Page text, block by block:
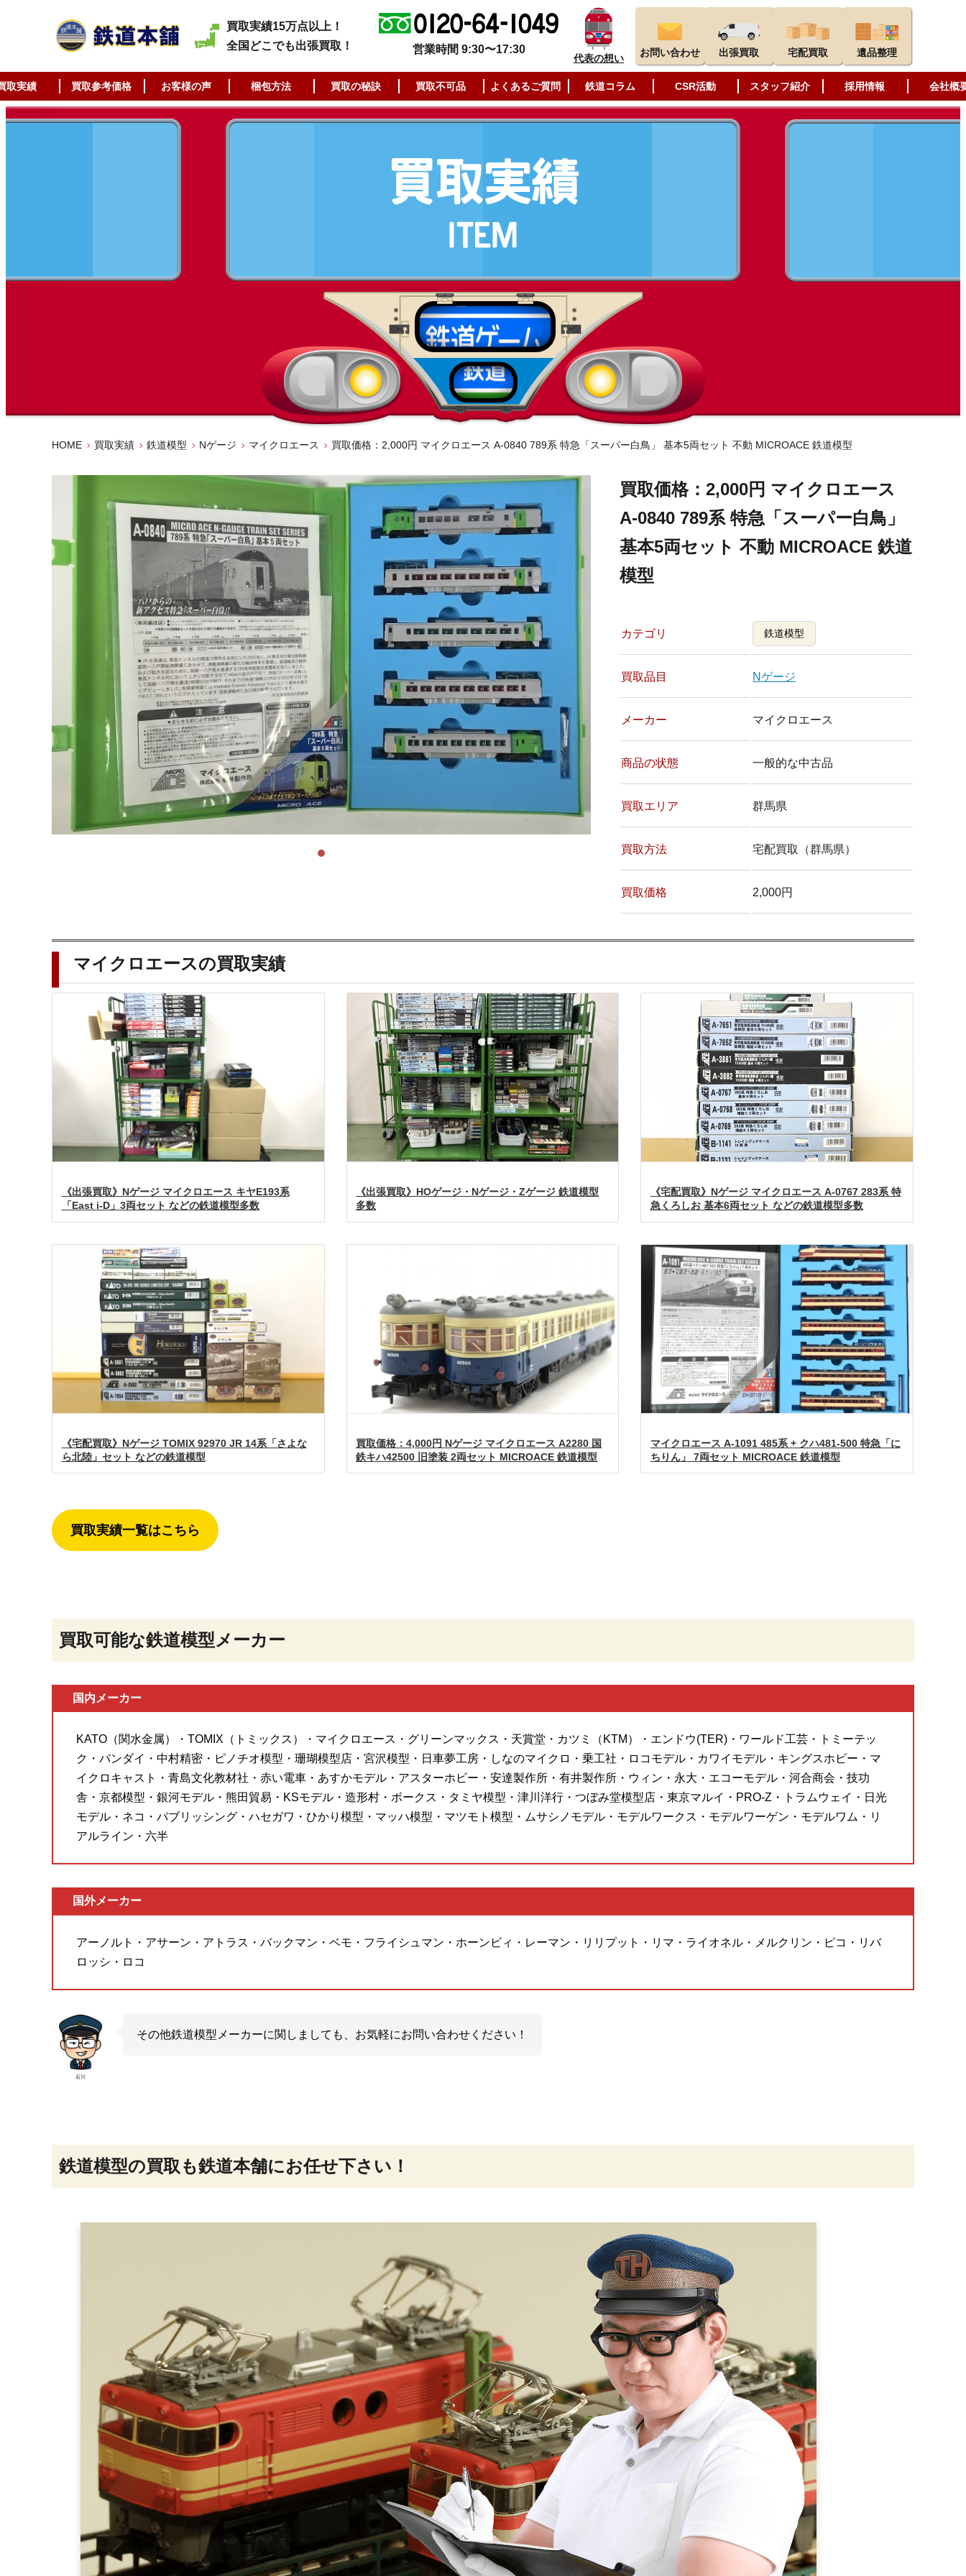
買取実績15万点以上！
全国どこでも出張買取！
営業時間 9:30〜17:30
代表の想い お問い合わせ 出張買取 宅配買取 遺品整理
取実績 買取参考価格 お客様の声 梱包方法 買取の秘訣 買取不可品 よくあるご質問 鉄道コラム CSR活動 スタッフ紹介 採用情報 会社概
HOME 買取実績 鉄道模型 Nゲージ マイクロエース 買取価格：2,000円 マイクロエース A-0840 789系 特急「スーパー白鳥」 基本5両セット 不動 MICROACE 鉄道模型
買取価格：2,000円 マイクロエース
A-0840 789系 特急「スーパー白鳥」
基本5両セット 不動 MICROACE 鉄道
模型
カテゴリ 鉄道模型
買取品目 Nゲージ
メーカー マイクロエース
商品の状態 一般的な中古品
買取エリア 群馬県
買取方法 宅配買取（群馬県）
買取価格 2,000円
マイクロエースの買取実績
《出張買取》Nゲージ マイクロエース キヤE193系
「East i-D」3両セット などの鉄道模型多数
《出張買取》HOゲージ・Nゲージ・Zゲージ 鉄道模型
多数
《宅配買取》Nゲージ マイクロエース A-0767 283系 特
急くろしお 基本6両セット などの鉄道模型多数
《宅配買取》Nゲージ TOMIX 92970 JR 14系「さよな
ら北陸」セット などの鉄道模型
買取価格：4,000円 Nゲージ マイクロエース A2280 国
鉄キハ42500 旧塗装 2両セット MICROACE 鉄道模型
マイクロエース A-1091 485系 + クハ481-500 特急「に
ちりん」 7両セット MICROACE 鉄道模型
買取実績一覧はこちら
買取可能な鉄道模型メーカー
国内メーカー
KATO（関水金属）・TOMIX（トミックス）・マイクロエース・グリーンマックス・天賞堂・カツミ（KTM）・エンドウ(TER)・ワールド工芸・トミーテッ
ク・バンダイ・中村精密・ピノチオ模型・珊瑚模型店・宮沢模型・日車夢工房・しなのマイクロ・乗工社・ロコモデル・カワイモデル・キングスホビー・マ
イクロキャスト・青島文化教材社・赤い電車・あすかモデル・アスターホビー・安達製作所・有井製作所・ウィン・永大・エコーモデル・河合商会・技功
舎・京都模型・銀河モデル・熊田貿易・KSモデル・造形村・ボークス・タミヤ模型・津川洋行・つぼみ堂模型店・東京マルイ・PRO-Z・トラムウェイ・日光
モデル・ネコ・パブリッシング・ハセガワ・ひかり模型・マッハ模型・マツモト模型・ムサシノモデル・モデルワークス・モデルワーゲン・モデルワム・リ
アルライン・六半
国外メーカー
アーノルト・アサーン・アトラス・バックマン・ベモ・フライシュマン・ホーンビィ・レーマン・リリプット・リマ・ライオネル・メルクリン・ピコ・リバ
ロッシ・ロコ
石川
その他鉄道模型メーカーに関しましても、お気軽にお問い合わせください！
鉄道模型の買取も鉄道本舗にお任せ下さい！